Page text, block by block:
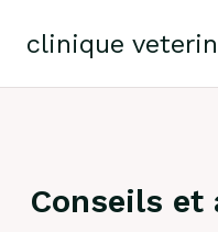
contentclinique
Conseils et